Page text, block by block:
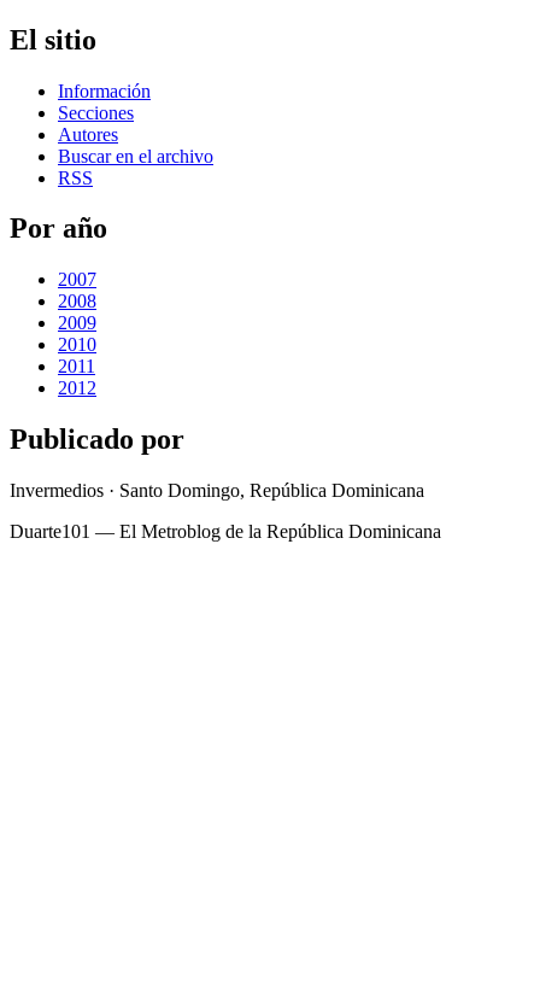
El sitio
Información
Secciones
Autores
Buscar en el archivo
RSS
Por año
2007
2008
2009
2010
2011
2012
Publicado por
Invermedios · Santo Domingo, República Dominicana
Duarte101 — El Metroblog de la República Dominicana